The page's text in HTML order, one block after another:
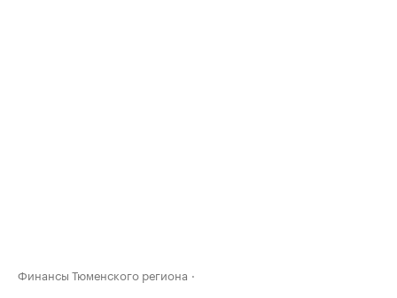
Финансы Тюменского региона